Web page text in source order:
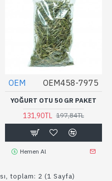
OEM OEM458-7975
YOĞURT OTU 50 GR PAKET
131,90TL 197,84TL
Hemen Al
toplam: 2 (1 Sayfa)